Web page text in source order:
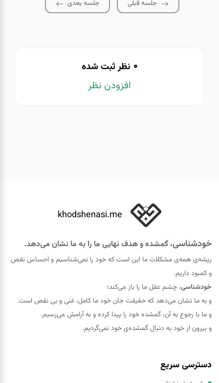
جلسه قبلی جلسه بعدی
0 نظر ثبت شده
افزودن نظر
khodshenasi.me
خودشناسی، گمشده و هدف نهایی ما را به ما نشان می‌دهد.
ریشه‌ی همه‌ی مشکلات ما این است که خود را نمی‌شناسیم و احساس نقص
و کمبود داریم.
خودشناسی، چشم عقل ما را باز می‌کند؛
و به ما نشان می‌دهد که حقيقت جان خود ما کامل، غنی و بی نقص است.
و ما با رجوع به آن، گمشده خود را پيدا کرده و به آرامش می‌رسیم.
و بیرون از خود به دنبال گمشده‌ی خود نمی‌گردیم.
دسترسی سریع